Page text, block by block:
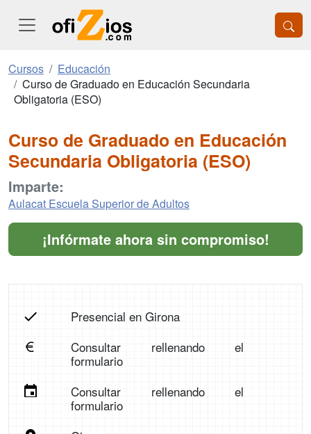
Cursos
Educación
Curso de Graduado en Educación Secundaria
Obligatoria (ESO)
Curso de Graduado en Educación
Secundaria Obligatoria (ESO)
Imparte:
Aulacat Escuela Superior de Adultos
¡Infórmate ahora sin compromiso!
Presencial en Girona
Consultar rellenando el
formulario
Consultar rellenando el
formulario